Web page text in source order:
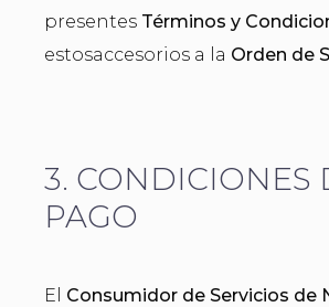
presentes Términos y
estosaccesorios a la Orden de
3. CONDICIONES
PAGO
El Consumidor de Servicios de